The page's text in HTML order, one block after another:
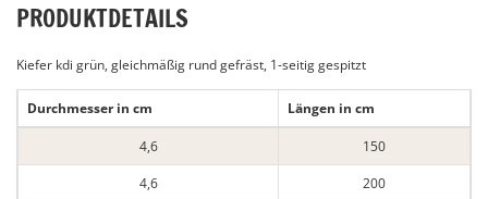
PRODUKTDETAILS
Kiefer kdi grün, gleichmäßig rund gefräst, 1-seitig gespitzt
Durchmesser in cm Längen in cm
4,6
150
4,6
200